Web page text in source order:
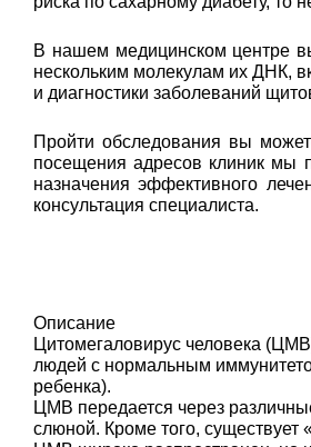
В нашем медицинском центре
нескольким молекулам их ДНК,
и диагностики заболеваний
Пройти обследования вы
посещения адресов клиник мы
назначения эффективного
консультация специалиста.
Описание
Цитомегаловирус человека
людей с нормальным
ребенка).
ЦМВ передается через
слюной. Кроме того, существует